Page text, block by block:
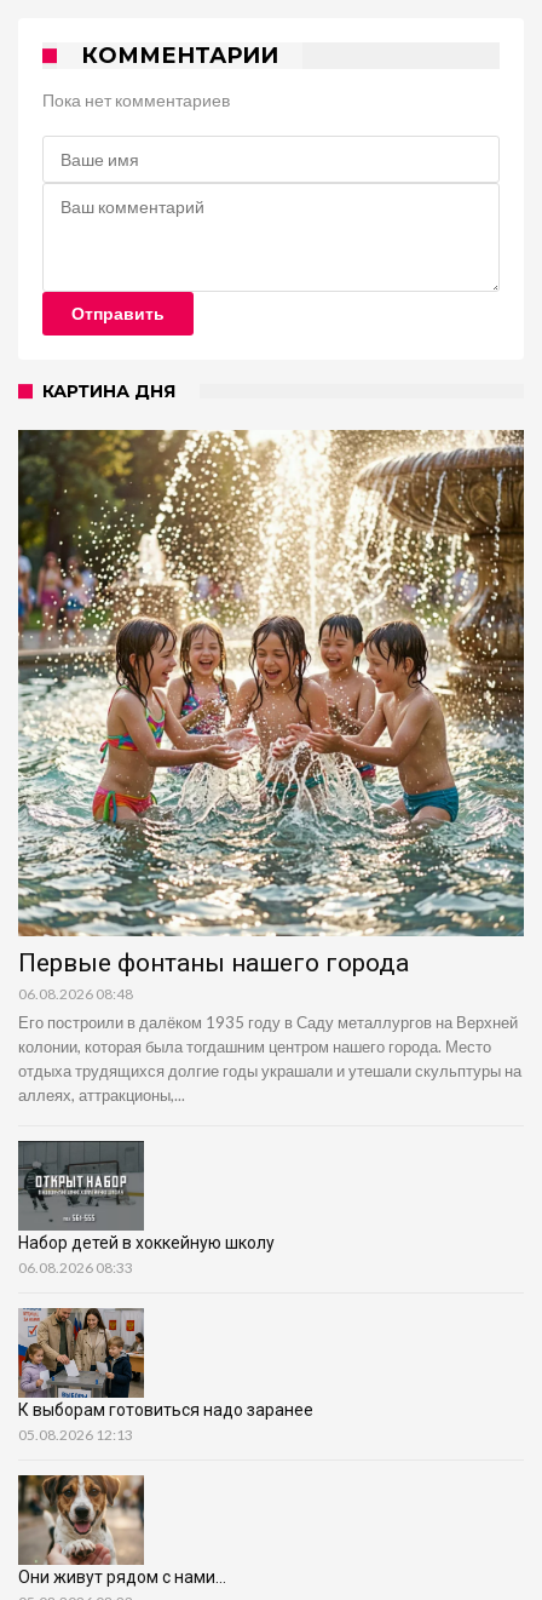
КОММЕНТАРИИ
Пока нет комментариев
Отправить
КАРТИНА ДНЯ
Первые фонтаны нашего города
06.08.2026 08:48
Его построили в далёком 1935 году в Саду металлургов на Верхней
колонии, которая была тогдашним центром нашего города. Место
отдыха трудящихся долгие годы украшали и утешали скульптуры на
аллеях, аттракционы,...
Набор детей в хоккейную школу
06.08.2026 08:33
К выборам готовиться надо заранее
05.08.2026 12:13
Они живут рядом с нами…